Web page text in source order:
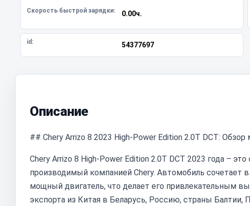
Скорость быстрой зарядки: 0.00ч.
id: 54377697
Описание
## Chery Arrizo 8 2023 High-Power Edition 2.0T DCT: Обзор
Chery Arrizo 8 High-Power Edition 2.0T DCT 2023 года –
производимый компанией Chery. Автомобиль сочетает
мощный двигатель, что делает его привлекательным
экспорта из Китая в Беларусь, Россию, страны